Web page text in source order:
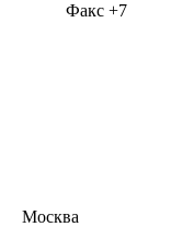
Факс +7
Москва